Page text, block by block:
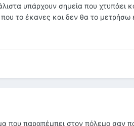
υπάρχουν σημεία που χτυπάει
το έκανες και δεν θα το μετρήσω
που παραπέμπει στον πόλεμο σαν